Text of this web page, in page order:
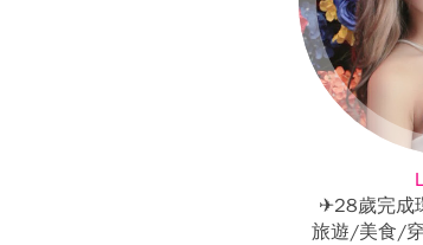
✈28歲完成
旅遊/美食/